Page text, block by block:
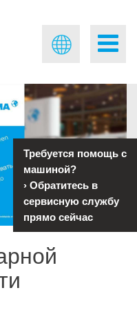
Требуется помощь с
машиной?
› Обратитесь в
сервисную службу
прямо сейчас